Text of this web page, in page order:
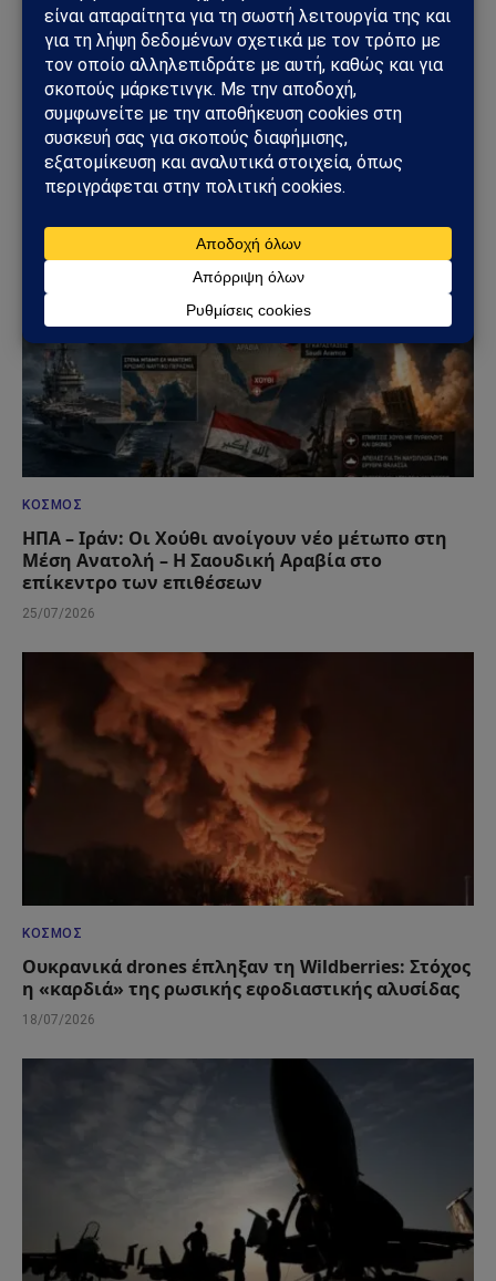
ΚΌΣΜΟΣ
ΗΠΑ – Ιράν: Νέος γύρος αμερικανικών
βομβαρδισμών μετά την ιρανική πυραυλική
επίθεση – Η Μέση Ανατολή εισέρχεται σε ακόμη
πιο επικίνδυνη φάση
31/07/2026
ΚΌΣΜΟΣ
ΗΠΑ – Ιράν: Οι Χούθι ανοίγουν νέο μέτωπο στη
Μέση Ανατολή – Η Σαουδική Αραβία στο
επίκεντρο των επιθέσεων
25/07/2026
ΚΌΣΜΟΣ
Ουκρανικά drones έπληξαν τη Wildberries: Στόχος
η «καρδιά» της ρωσικής εφοδιαστικής αλυσίδας
18/07/2026